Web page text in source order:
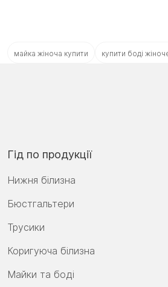
майка жіноча купити купити боді
Гід по продукції
Нижня білизна
Бюстгальтери
Трусики
Коригуюча білизна
Майки та боді